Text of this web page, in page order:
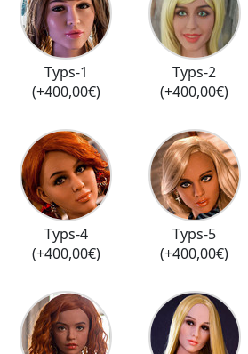
Typs-1
(+400,00€)
Typs-2
(+400,00€)
Typs-4
(+400,00€)
Typs-5
(+400,00€)